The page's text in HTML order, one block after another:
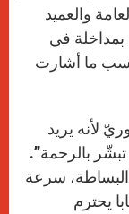
والعميد
بمداخلة في
ميلفي بحسب ما أشارت
لأنه يريد
بالرحمة”.
البساطة، سرعة
يحترم